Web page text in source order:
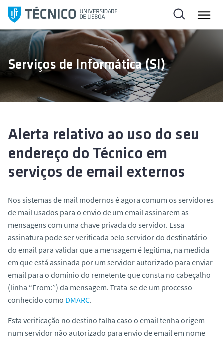
l
t
p
a
Serviços de Informática (SI)
Alerta relativo ao uso do seu
endereço do Técnico em
serviços de email externos
Nos sistemas de mail modernos é agora comum os servidores
de mail usados para o envio de um email assinarem as
mensagens com uma chave privada do servidor. Essa
assinatura pode ser verificada pelo servidor do destinatário
do email para validar que a mensagem é legítima, na medida
em que está assinada por um servidor autorizado para enviar
email para o domínio do remetente que consta no cabeçalho
(linha “From:”) da mensagem. Trata-se de um processo
conhecido como DMARC.
Esta verificação no destino falha caso o email tenha origem
num servidor não autorizado para envio de email em nome